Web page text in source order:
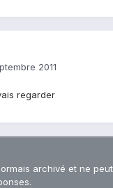
2011
regarder
archivé et ne